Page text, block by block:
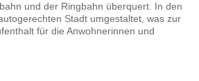
und der Ringbahn überquert. In den
Stadt umgestaltet, was zur
für die Anwohnerinnen und